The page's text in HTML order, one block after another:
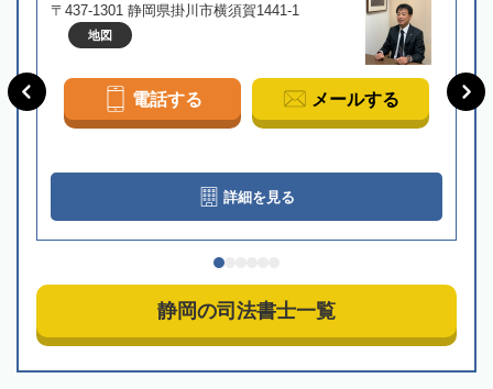
〒437-1301 静岡県掛川市横須賀1441-1
地図
電話する メールする
詳細を見る
静岡の司法書士一覧